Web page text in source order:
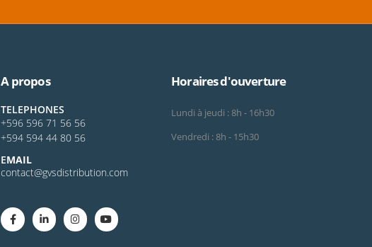
A propos
TELEPHONES
+596 596 71 56 56
+594 594 44 80 56
EMAIL
contact@gvsdistribution.com
Horaires d'ouverture
Lundi à jeudi : 8h - 16h30
Vendredi : 8h - 15h30